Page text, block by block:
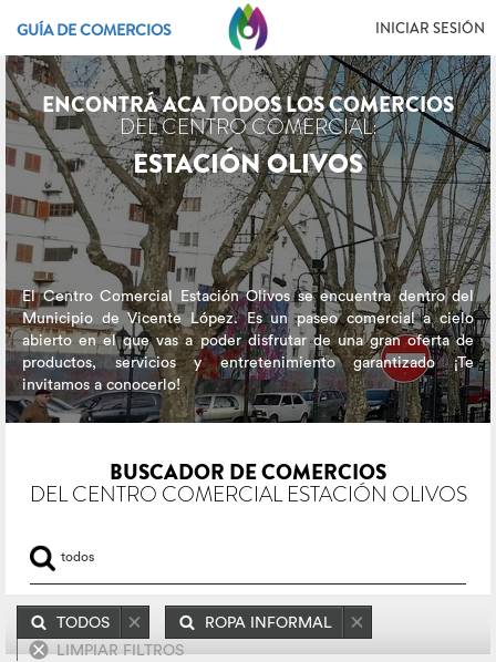
GUÍA DE COMERCIOS INICIAR SESIÓN
ENCONTRÁ ACA TODOS LOS COMERCIOS
DEL CENTRO COMERCIAL:
ESTACIÓN OLIVOS
El Centro Comercial Estación Olivos se encuentra dentro del
Municipio de Vicente López. Es un paseo comercial a cielo
abierto en el que vas a poder disfrutar de una gran oferta de
productos, servicios y entretenimiento garantizado ¡Te
invitamos a conocerlo!
BUSCADOR DE COMERCIOS
DEL CENTRO COMERCIAL ESTACIÓN OLIVOS
TODOS
ROPA INFORMAL
LIMPIAR FILTROS